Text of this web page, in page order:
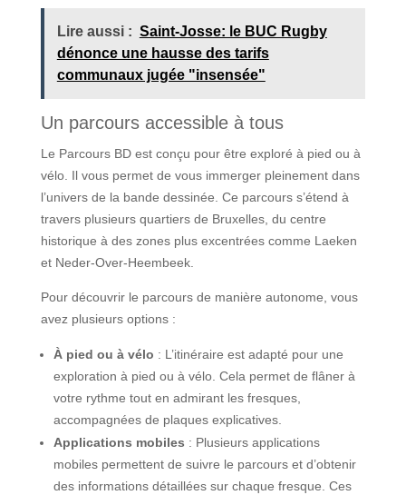
Lire aussi : Saint-Josse: le BUC Rugby
dénonce une hausse des tarifs
communaux jugée "insensée"
Un parcours accessible à tous
Le Parcours BD est conçu pour être exploré à pied ou à
vélo. Il vous permet de vous immerger pleinement dans
l’univers de la bande dessinée. Ce parcours s’étend à
travers plusieurs quartiers de Bruxelles, du centre
historique à des zones plus excentrées comme Laeken
et Neder-Over-Heembeek.
Pour découvrir le parcours de manière autonome, vous
avez plusieurs options :
À pied ou à vélo : L’itinéraire est adapté pour une
exploration à pied ou à vélo. Cela permet de flâner à
votre rythme tout en admirant les fresques,
accompagnées de plaques explicatives.
Applications mobiles : Plusieurs applications
mobiles permettent de suivre le parcours et d’obtenir
des informations détaillées sur chaque fresque. Ces